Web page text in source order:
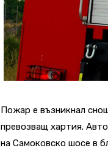
Пожар е възникнал
превозващ хартия.
на Самоковско шосе в